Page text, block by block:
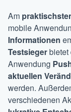
Am
mobile
Informationen
Testsiegerbietet
Anwendung
aktuellen
werden.
verschiedenen